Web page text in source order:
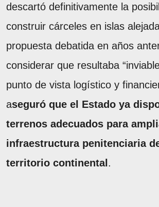
descartó definitivamente la
construir cárceles en islas
propuesta debatida en años
considerar que resultaba
punto de vista logístico y
aseguró que el Estado ya
terrenos adecuados para
infraestructura penitenciaria
territorio continental .